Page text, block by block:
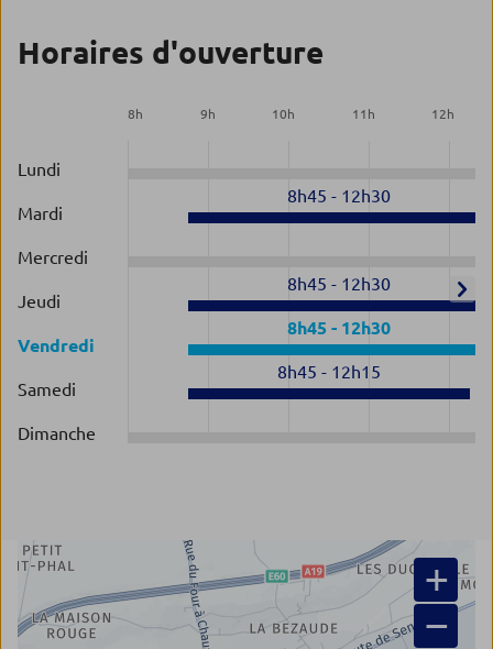
Horaires d'ouverture
8h 9h 10h 11 h 12h
Lundi
Mardi
8h45 - 12h30
Mercredi
Jeudi
8h45 - 12h30
Vendredi
8h45 - 12h30
Samedi
8h45 - 12h15
Dimanche
+
−